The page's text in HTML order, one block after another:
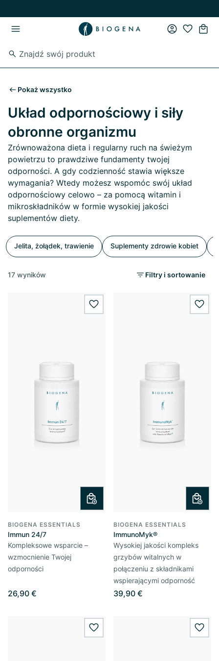
Pokaż wszystko
Układ odpornościowy i siły
obronne organizmu
Zrównoważona dieta i regularny ruch na świeżym
powietrzu to prawdziwe fundamenty twojej
odporności. A gdy codzienność stawia większe
wymagania? Wtedy możesz wspomóc swój układ
odpornościowy celowo – za pomocą witamin i
mikroskładników w formie wysokiej jakości
suplementów diety.
Jelita, żołądek, trawienie Suplementy zdrowie kobiet
17 wyników Filtry i sortowanie
wishlist.add
BIOGENA ESSENTIALS
Immun 24/7
Kompleksowe wsparcie –
wzmocnienie Twojej
odporności
26,90 €
BIOGENA ESSENTIALS
ImmunoMyk®
Wysokiej jakości kompleks
grzybów witalnych w
połączeniu z składnikami
wspierającymi odporność
39,90 €
wishlist.add